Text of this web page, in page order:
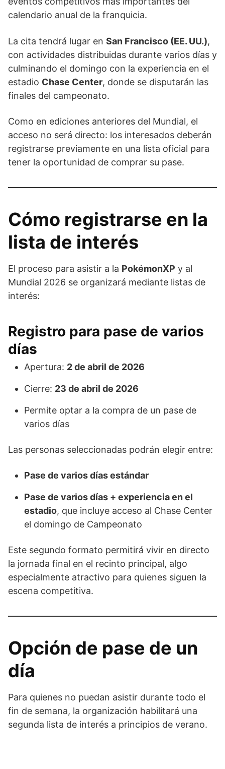
calendario anual de la franquicia.
La cita tendrá lugar en San Francisco (EE. UU.),
con actividades distribuidas durante varios días y
culminando el domingo con la experiencia en el
estadio Chase Center, donde se disputarán las
finales del campeonato.
Como en ediciones anteriores del Mundial, el
acceso no será directo: los interesados deberán
registrarse previamente en una lista oficial para
tener la oportunidad de comprar su pase.
Cómo registrarse en la
lista de interés
El proceso para asistir a la PokémonXP y al
Mundial 2026 se organizará mediante listas de
interés:
Registro para pase de varios
días
Apertura: 2 de abril de 2026
Cierre: 23 de abril de 2026
Permite optar a la compra de un pase de
varios días
Las personas seleccionadas podrán elegir entre:
Pase de varios días estándar
Pase de varios días + experiencia en el
estadio, que incluye acceso al Chase Center
el domingo de Campeonato
Este segundo formato permitirá vivir en directo
la jornada final en el recinto principal, algo
especialmente atractivo para quienes siguen la
escena competitiva.
Opción de pase de un
día
Para quienes no puedan asistir durante todo el
fin de semana, la organización habilitará una
segunda lista de interés a principios de verano.